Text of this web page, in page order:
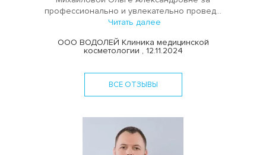
профессионально и увлекательно провед...
Читать далее
ООО ВОДОЛЕЙ Клиника медицинской
косметологии , 12.11.2024
ВСЕ ОТЗЫВЫ